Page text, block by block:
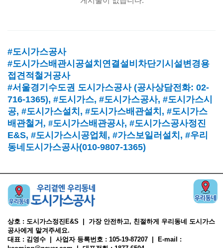
#도시가스공사
#도시가스배관시공설치연결설비차단기시설변경용
접견적철거공사
#서울경기수도권 도시가스공사 (공사상담전화: 02-
716-1365), #도시가스, #도시가스공사, #도시가스시
공, #도시가스설치 , #도시가스배관설치 , #도시가스
배관철거, #도시가스배관공사, #도시가스공사정진
E&S, #도시가스시공업체 , #가스보일러설치 , #우리
동네도시가스공사(010-9807-1365)
상호 : 도시가스정진E&S | 가장 안전하고, 친절하게 우리동네 도시가스
공사에게 맡겨주세요.
대표 : 김영수 | 사업자 등록번호 : 105-19-87207 | E-mail :